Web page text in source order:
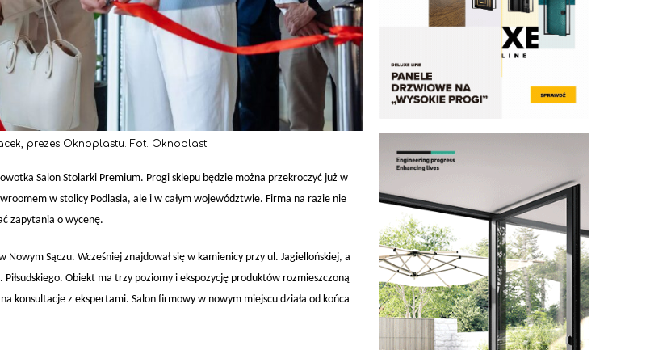
prezes Oknoplastu. Fot. Oknoplast
Salon Stolarki Premium. Progi sklepu będzie można przekroczyć już w
w stolicy Podlasia, ale i w całym województwie. Firma na razie nie
zapytania o wycenę.
Sączu. Wcześniej znajdował się w kamienicy przy ul. Jagiellońskiej, a
Obiekt ma trzy poziomy i ekspozycję produktów rozmieszczoną
konsultacje z ekspertami. Salon firmowy w nowym miejscu działa od końca